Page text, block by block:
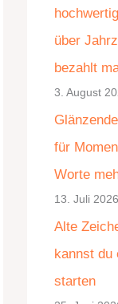
über
bezahlt
3. August
für
Worte
13. Juli 2026
Alte
kannst du
starten
g
o
r
i
e
n
i
v